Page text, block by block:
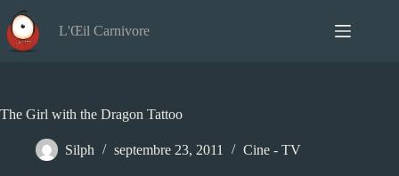
au
contenu
L'Œil Carnivore
The Girl with the Dragon Tattoo
Silph septembre 23, 2011 Cine - TV